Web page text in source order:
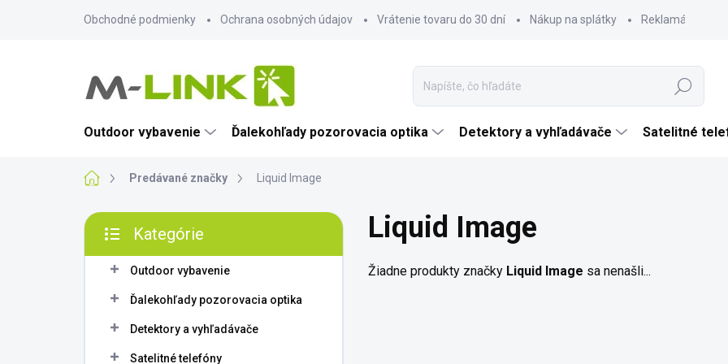
Obchodné podmienky Ochrana osobných údajov Vrátenie tovaru do 30 dní Nákup na splátky Reklamácia
Hľadať
Outdoor vybavenie Ďalekohľady pozorovacia optika Detektory a vyhľadávače Satelitné
DomovPredávané značky Liquid Image
B
č
kategórie
Kategórie
Outdoor vybavenie
Ďalekohľady pozorovacia optika
Detektory a vyhľadávače
Satelitné telefóny
Liquid Image
Žiadne produkty značky Liquid Image sa nenašli...